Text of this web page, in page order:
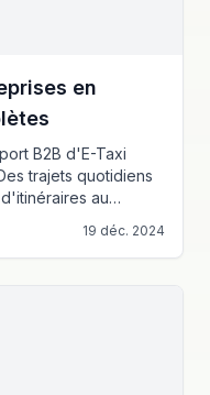
en
B2B d'E-Taxi
trajets quotidiens
au
pour les besoins
19 déc. 2024